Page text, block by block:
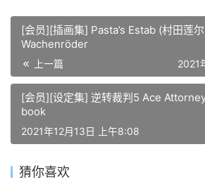
[会员][插画集] Pasta’s Estab (村田莲
Wachenröder
上一篇 2021
[会员][设定集] 逆转裁判5 Ace
book
2021年12月13日 上午8:08
猜你喜欢